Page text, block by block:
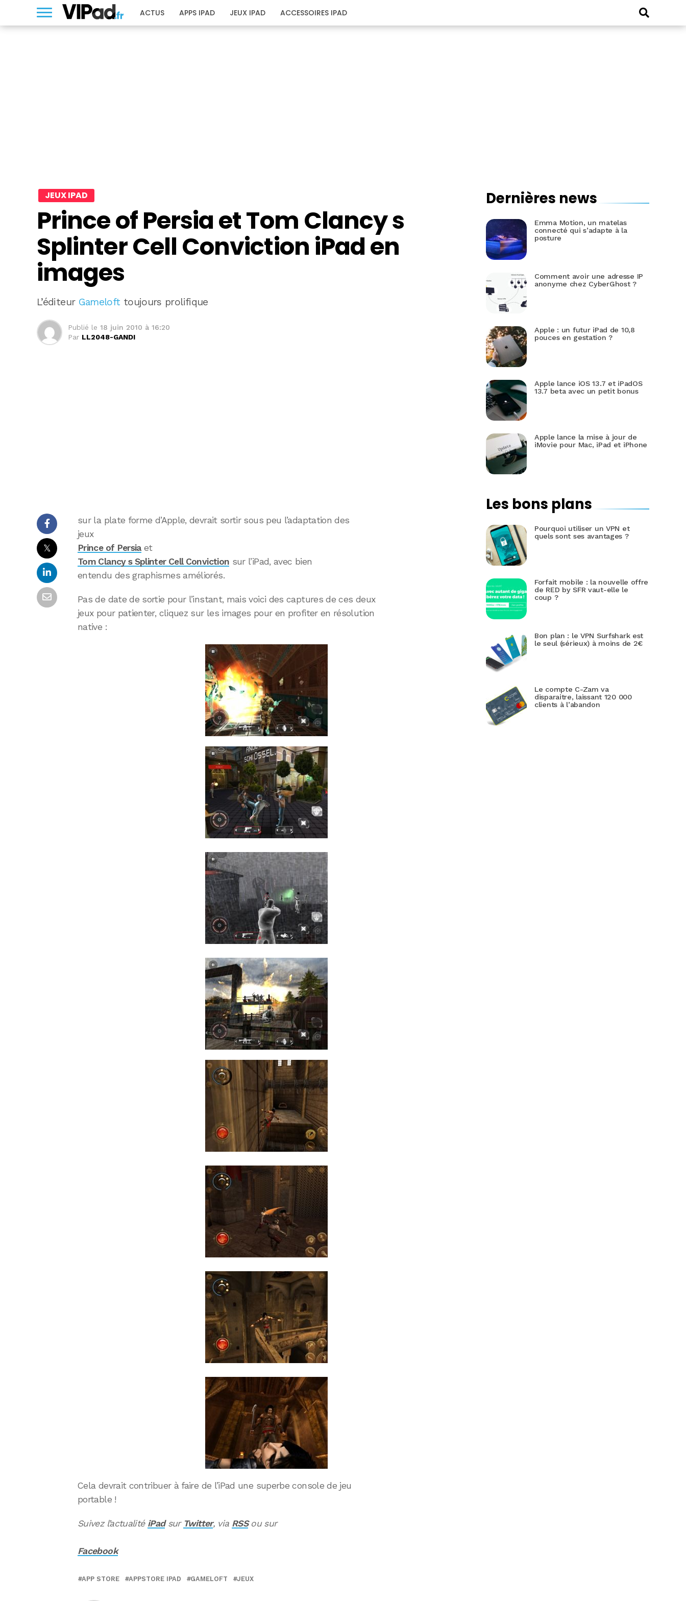
ACTUS APPS IPAD JEUX IPAD ACCESSOIRES IPAD
JEUX IPAD
Prince of Persia et Tom Clancy s
Splinter Cell Conviction iPad en
images
L’éditeur Gameloft toujours prolifique
Publié le 18 juin 2010 à 16:20
Par LL2048-GANDI
𝕏
sur la plate forme d’Apple, devrait sortir sous peu l’adaptation des
jeux
Prince of Persiaet
Tom Clancy s Splinter Cell Conviction sur l’iPad, avec bien
entendu des graphismes améliorés.
Pas de date de sortie pour l’instant, mais voici des captures de ces deux
jeux pour patienter, cliquez sur les images pour en profiter en résolution
native :
Cela devrait contribuer à faire de l’iPad une superbe console de jeu
portable !
Suivez l’actualité iPadsur Twitter, via RSSou sur
Facebook
APP STORE APPSTORE IPAD GAMELOFT JEUX
Dernières news
Emma Motion, un matelas
connecté qui s’adapte à la
posture
Comment avoir une adresse IP
anonyme chez CyberGhost ?
Apple : un futur iPad de 10,8
pouces en gestation ?
Apple lance iOS 13.7 et iPadOS
13.7 beta avec un petit bonus
Apple lance la mise à jour de
iMovie pour Mac, iPad et iPhone
Les bons plans
Pourquoi utiliser un VPN et
quels sont ses avantages ?
Forfait mobile : la nouvelle offre
de RED by SFR vaut-elle le
coup ?
Bon plan : le VPN Surfshark est
le seul (sérieux) à moins de 2€
Le compte C-Zam va
disparaitre, laissant 120 000
clients à l’abandon